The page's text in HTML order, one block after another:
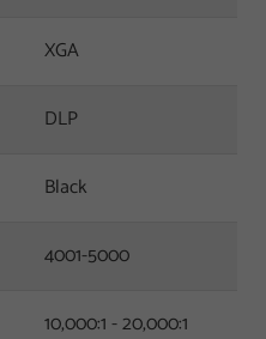
XGA
DLP
Black
4001-5000
10,000:1 - 20,000:1